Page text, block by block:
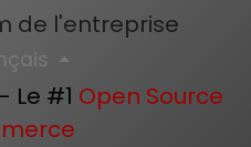
de l'entreprise
- Le #1 Open Source